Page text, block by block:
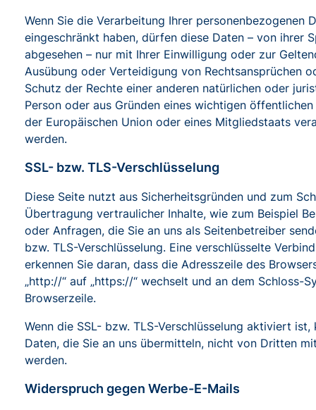
Wenn Sie die Verarbeitung Ihrer personenbezogenen
eingeschränkt haben, dürfen diese Daten – von ihrer
abgesehen – nur mit Ihrer Einwilligung oder zur
Ausübung oder Verteidigung von Rechtsansprüchen
Schutz der Rechte einer anderen natürlichen oder
Person oder aus Gründen eines wichtigen öffentlichen
der Europäischen Union oder eines Mitgliedstaats
werden.
SSL- bzw. TLS-Verschlüsselung
Diese Seite nutzt aus Sicherheitsgründen und zum
Übertragung vertraulicher Inhalte, wie zum Beispiel
oder Anfragen, die Sie an uns als Seitenbetreiber
bzw. TLS-Verschlüsselung. Eine verschlüsselte
erkennen Sie daran, dass die Adresszeile des
„http://“ auf „https://“ wechselt und an dem Schloss-
Browserzeile.
Wenn die SSL- bzw. TLS-Verschlüsselung aktiviert ist,
Daten, die Sie an uns übermitteln, nicht von Dritten
werden.
Widerspruch gegen Werbe-E-Mails